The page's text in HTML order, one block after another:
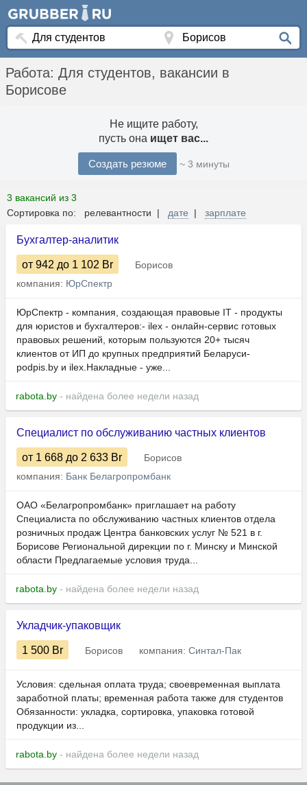
Работа: Для студентов, вакансии в
Борисове
Не ищите работу,
пусть она ищет вас...
Создать резюме ~ 3 минуты
3 вакансий из 3
Сортировка по: релевантности | дате | зарплате
Бухгалтер-аналитик
от 942 до 1 102 Br
Борисов
компания: ЮрСпектр
ЮрСпектр - компания, создающая правовые IT - продукты
для юристов и бухгалтеров:- ilex - онлайн-сервис готовых
правовых решений, которым пользуются 20+ тысяч
клиентов от ИП до крупных предприятий Беларуси-
podpis.by и ilex.Накладные - уже...
rabota.by - найдена более недели назад
Специалист по обслуживанию частных клиентов
от 1 668 до 2 633 Br
Борисов
компания: Банк Белагропромбанк
ОАО «Белагропромбанк» приглашает на работу
Специалиста по обслуживанию частных клиентов отдела
розничных продаж Центра банковских услуг № 521 в г.
Борисове Региональной дирекции по г. Минску и Минской
области Предлагаемые условия труда...
rabota.by - найдена более недели назад
Укладчик-упаковщик
1 500 Br Борисов компания: Синтал-Пак
Условия: сдельная оплата труда; своевременная выплата
заработной платы; временная работа также для студентов
Обязанности: укладка, сортировка, упаковка готовой
продукции из...
rabota.by - найдена более недели назад